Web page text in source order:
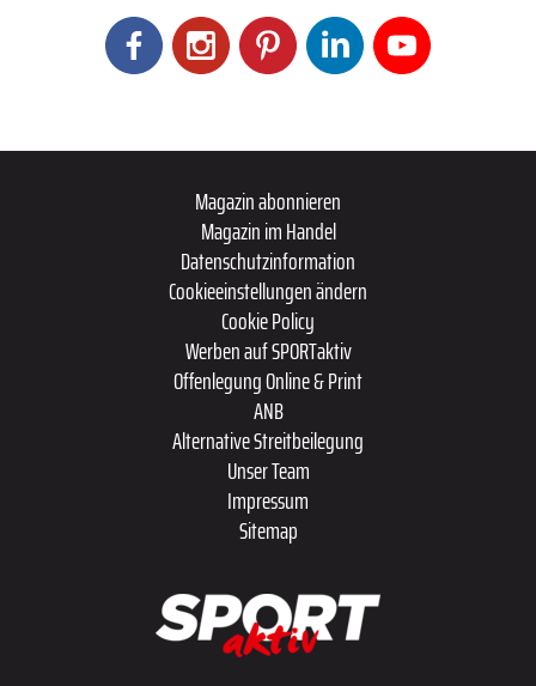
Magazin abonnieren
Magazin im Handel
Datenschutzinformation
Cookieeinstellungen ändern
Cookie Policy
Werben auf SPORTaktiv
Offenlegung Online & Print
ANB
Alternative Streitbeilegung
Unser Team
Impressum
Sitemap